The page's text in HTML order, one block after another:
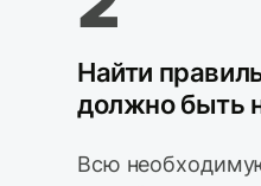
Найти
должно быть
Всю